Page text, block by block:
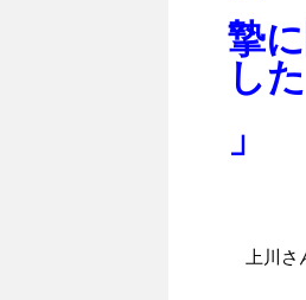
摯
した
」
上川さ